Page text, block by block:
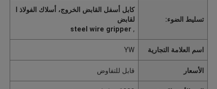
تسليط الضوء:
كابل أسفل القابض الخروج، أسلاك الفولاذ ا
لقابض
,
steel wire gripper
اسم العلامة التجارية YW
الأسعار قابل للتفاوض